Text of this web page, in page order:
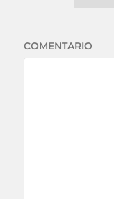
COMENTARIO